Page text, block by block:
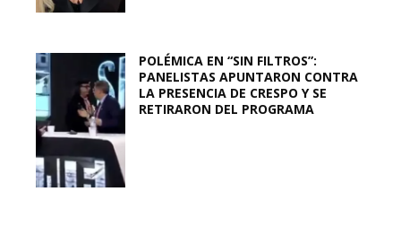
POLÉMICA EN “SIN FILTROS”:
PANELISTAS APUNTARON CONTRA
LA PRESENCIA DE CRESPO Y SE
RETIRARON DEL PROGRAMA